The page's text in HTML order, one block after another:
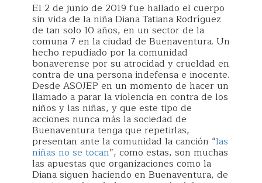
El 2 de junio de 2019 fue hallado el cuerpo
sin vida de la niña Diana Tatiana Rodríguez
de tan solo 10 años, en un sector de la
comuna 7 en la ciudad de Buenaventura. Un
hecho repudiado por la comunidad
bonaverense por su atrocidad y crueldad en
contra de una persona indefensa e inocente.
Desde ASOJEP en un momento de hacer un
llamado a parar la violencia en contra de los
niños y las niñas, y que este tipo de
acciones nunca más la sociedad de
Buenaventura tenga que repetirlas,
presentan ante la comunidad la canción “las
niñas no se tocan”, como estas, son muchas
las apuestas que organizaciones como la
Diana siguen haciendo en Buenaventura, de